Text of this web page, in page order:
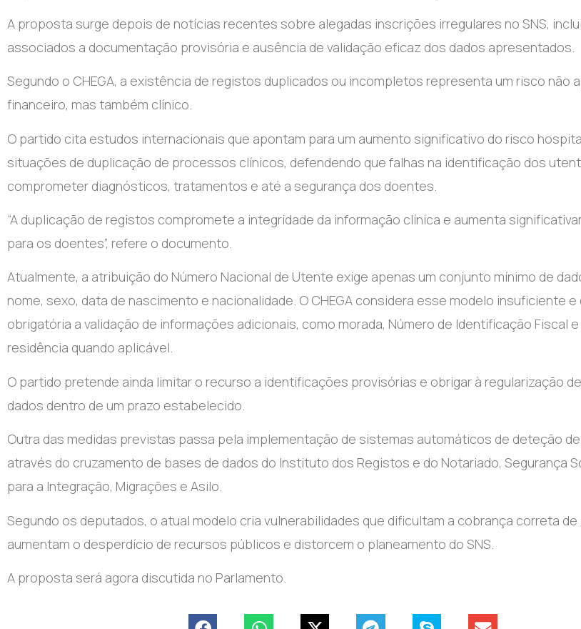
A proposta surge depois de notícias recentes sobre alegadas inscrições irregulares no SNS,
associados a documentação provisória e ausência de validação eficaz dos dados apresentados.
Segundo o CHEGA, a existência de registos duplicados ou incompletos representa um risco não
financeiro, mas também clínico.
O partido cita estudos internacionais que apontam para um aumento significativo do risco
situações de duplicação de processos clínicos, defendendo que falhas na identificação dos
comprometer diagnósticos, tratamentos e até a segurança dos doentes.
“A duplicação de registos compromete a integridade da informação clínica e aumenta
para os doentes”, refere o documento.
Atualmente, a atribuição do Número Nacional de Utente exige apenas um conjunto mínimo de
nome, sexo, data de nascimento e nacionalidade. O CHEGA considera esse modelo insuficiente
obrigatória a validação de informações adicionais, como morada, Número de Identificação Fiscal
residência quando aplicável.
O partido pretende ainda limitar o recurso a identificações provisórias e obrigar à regularização
dados dentro de um prazo estabelecido.
Outra das medidas previstas passa pela implementação de sistemas automáticos de deteção
através do cruzamento de bases de dados do Instituto dos Registos e do Notariado, Segurança
para a Integração, Migrações e Asilo.
Segundo os deputados, o atual modelo cria vulnerabilidades que dificultam a cobrança correta
aumentam o desperdício de recursos públicos e distorcem o planeamento do SNS.
A proposta será agora discutida no Parlamento.